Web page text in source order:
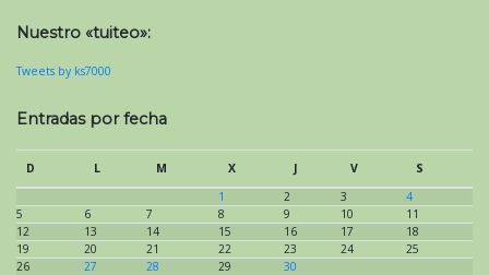
Nuestro «tuiteo»:
Tweets by ks7000
Entradas por fecha
D L M X J V
S
1
2 3
4
5
6 7 8 9 10
11
12
13 14 15 16 17
18
19
20 21 22 23 24
25
26
27 28 29 30